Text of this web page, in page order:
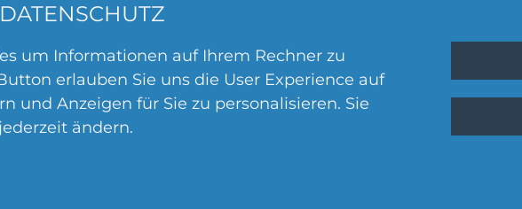
um Informationen auf Ihrem Rechner zu
erlauben Sie uns die User Experience auf
und Anzeigen für Sie zu personalisieren. Sie
ändern.